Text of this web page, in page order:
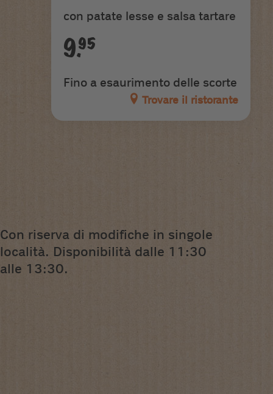
con patate lesse e salsa tartare
9.95
Fino a esaurimento delle scorte
Trovare il ristorante
Con riserva di modifiche in singole
località. Disponibilità dalle 11:30
alle 13:30.